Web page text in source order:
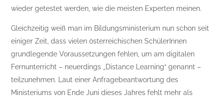
wieder getestet werden, wie die meisten Experten meinen.
Gleichzeitig weiß man im Bildungsministerium nun schon seit
einiger Zeit, dass vielen österreichischen SchülerInnen
grundlegende Voraussetzungen fehlen, um am digitalen
Fernunterricht – neuerdings „Distance Learning“ genannt –
teilzunehmen. Laut einer Anfragebeantwortung des
Ministeriums von Ende Juni dieses Jahres fehlt mehr als